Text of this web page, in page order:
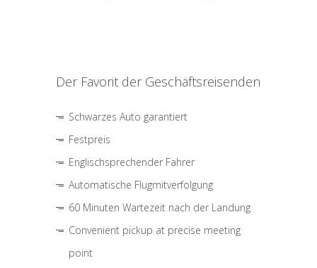
Der Favorit der Geschäftsreisenden
Schwarzes Auto garantiert
Festpreis
Englischsprechender Fahrer
Automatische Flugmitverfolgung
60 Minuten Wartezeit nach der Landung
Convenient pickup at precise meeting
point